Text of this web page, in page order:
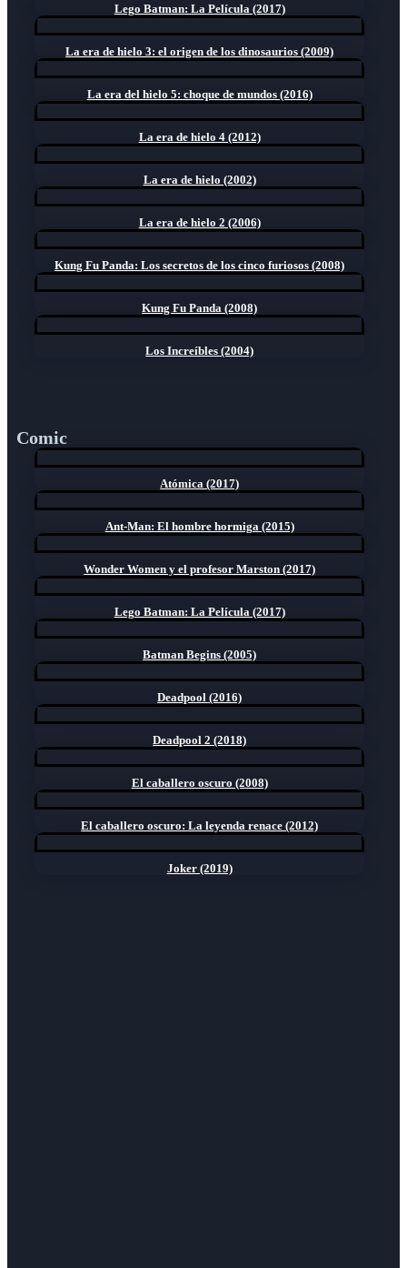
Lego Batman: La Película (2017)
La era de hielo 3: el origen de los dinosaurios (2009)
La era del hielo 5: choque de mundos (2016)
La era de hielo 4 (2012)
La era de hielo (2002)
La era de hielo 2 (2006)
Kung Fu Panda: Los secretos de los cinco furiosos (2008)
Kung Fu Panda (2008)
Los Increíbles (2004)
Comic
Atómica (2017)
Ant-Man: El hombre hormiga (2015)
Wonder Women y el profesor Marston (2017)
Lego Batman: La Película (2017)
Batman Begins (2005)
Deadpool (2016)
Deadpool 2 (2018)
El caballero oscuro (2008)
El caballero oscuro: La leyenda renace (2012)
Joker (2019)